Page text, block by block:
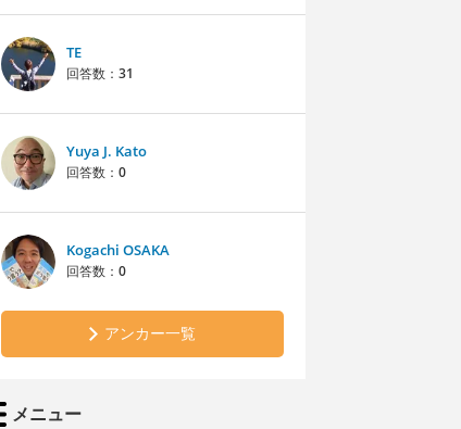
TE
回答数： 31
Yuya J. Kato
回答数： 0
Kogachi OSAKA
回答数： 0
アンカー一覧
メニュー